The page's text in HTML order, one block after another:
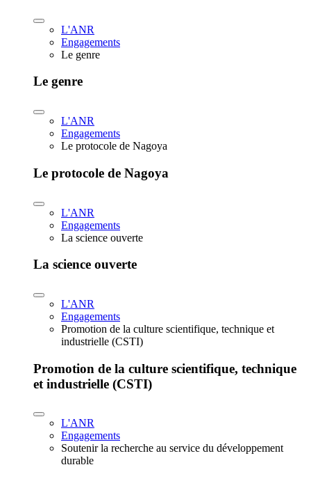
L'ANR
Engagements
Le genre
Le genre
L'ANR
Engagements
Le protocole de Nagoya
Le protocole de Nagoya
L'ANR
Engagements
La science ouverte
La science ouverte
L'ANR
Engagements
Promotion de la culture scientifique, technique et
industrielle (CSTI)
Promotion de la culture scientifique, technique
et industrielle (CSTI)
L'ANR
Engagements
Soutenir la recherche au service du développement
durable